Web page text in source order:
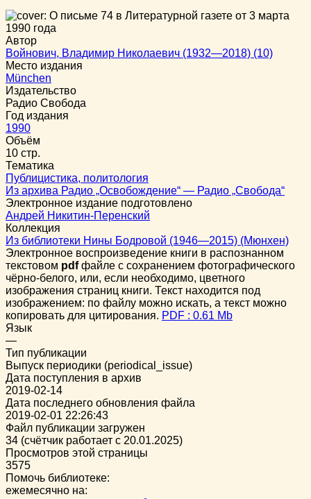
Автор
Войнович, Владимир Николаевич (1932—2018) (10)
Место издания
München
Издательство
Радио Свобода
Год издания
1990
Объём
10 стр.
Тематика
Публицистика, политология
Из архива Радио „Освобождение“ — Радио „Свобода“
Электронное издание подготовлено
Андрей Никитин-Перенский
Коллекция
Из библиотеки Нины Бодровой (1946—2015) (Мюнхен)
Электронное воспроизведение книги в распознанном
текстовом pdfфайле с сохранением фотографического
чёрно-белого, или, если необходимо, цветного
изображения страниц книги. Текст находится под
изображением: по файлу можно искать, а текст можно
копировать для цитирования. PDF : 0.61 Mb
Язык
—
Тип публикации
Выпуск периодики (periodical_issue)
Дата поступления в архив
2019-02-14
Дата последнего обновления файла
2019-02-01 22:26:43
Файл публикации загружен
34 (счётчик работает с 20.01.2025)
Просмотров этой страницы
3575
Помочь библиотеке:
ежемесячно на: